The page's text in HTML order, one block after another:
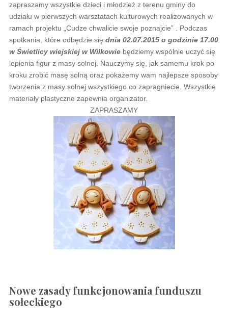
zapraszamy wszystkie dzieci i młodzież z terenu gminy do
udziału w pierwszych warsztatach kulturowych realizowanych w
ramach projektu „Cudze chwalicie swoje poznajcie” . Podczas
spotkania, które odbędzie się dnia 02.07.2015 o godzinie 17.00
w Świetlicy wiejskiej w Wilkowiebędziemy wspólnie uczyć się
lepienia figur z masy solnej. Nauczymy się, jak samemu krok po
kroku zrobić masę solną oraz pokażemy wam najlepsze sposoby
tworzenia z masy solnej wszystkiego co zapragniecie. Wszystkie
materiały plastyczne zapewnia organizator.
ZAPRASZAMY
Nowe zasady funkcjonowania funduszu
sołeckiego